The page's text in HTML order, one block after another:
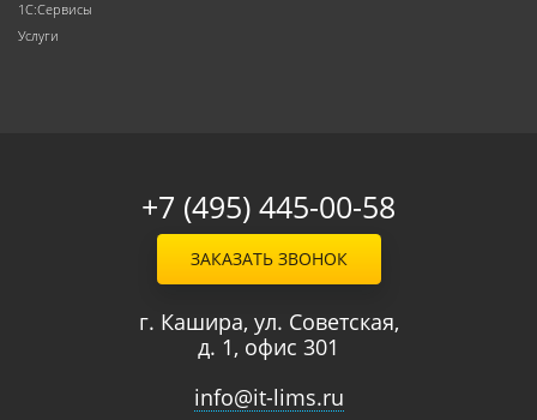
1С:Сервисы
Услуги
+7 (495) 445-00-58
ЗАКАЗАТЬ ЗВОНОК
г. Кашира, ул. Советская,
д. 1, офис 301
info@it-lims.ru